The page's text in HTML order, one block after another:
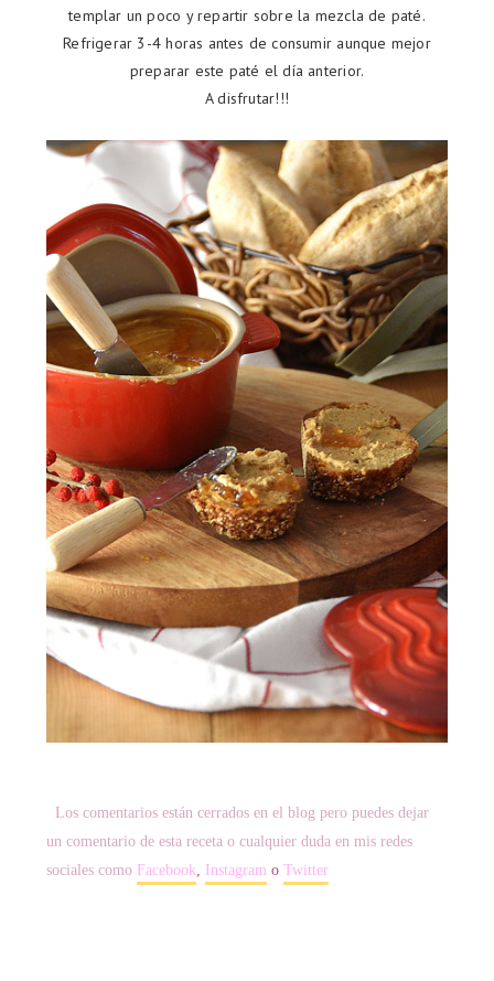
templar un poco y repartir sobre la mezcla de paté.
Refrigerar 3-4 horas antes de consumir aunque mejor
preparar este paté el día anterior.
A disfrutar!!!
Los comentarios están cerrados en el blog pero puedes dejar
un comentario de esta receta o cualquier duda en mis redes
sociales como Facebook, Instagram o Twitter